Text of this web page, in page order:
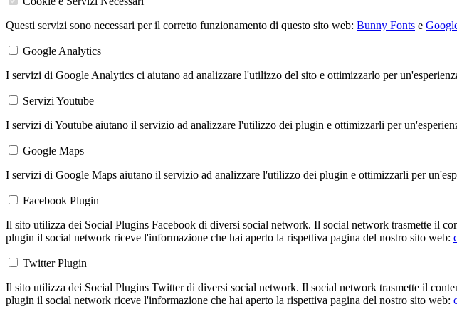
Questi servizi sono necessari per il corretto funzionamento di questo sito web: Bunny Fonts e
Google Analytics
I servizi di Google Analytics ci aiutano ad analizzare l'utilizzo del sito e ottimizzarlo per
Servizi Youtube
I servizi di Youtube aiutano il servizio ad analizzare l'utilizzo dei plugin e ottimizzarli per
Google Maps
I servizi di Google Maps aiutano il servizio ad analizzare l'utilizzo dei plugin e ottimizzarli per
Facebook Plugin
Il sito utilizza dei Social Plugins Facebook di diversi social network. Il social network trasmette il
plugin il social network riceve l'informazione che hai aperto la rispettiva pagina del nostro sito web:
Twitter Plugin
Il sito utilizza dei Social Plugins Twitter di diversi social network. Il social network trasmette il
plugin il social network riceve l'informazione che hai aperto la rispettiva pagina del nostro sito web: